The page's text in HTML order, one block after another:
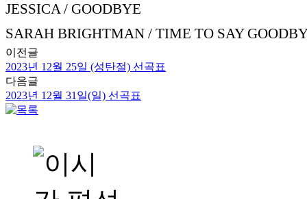
JESSICA / GOODBYE
SARAH BRIGHTMAN / TIME TO SAY
이전글
2023년 12월 25일 (성탄절) 선곡표
다음글
2023년 12월 31일(일) 선곡표